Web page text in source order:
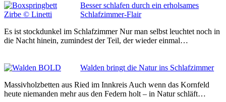
Besser schlafen durch ein erholsames
Schlafzimmer-Flair
Es ist stockdunkel im Schlafzimmer Nur man selbst leuchtet noch in
die Nacht hinein, zumindest der Teil, der wieder einmal…
Walden bringt die Natur ins Schlafzimmer
Massivholzbetten aus Ried im Innkreis Auch wenn das Kornfeld
heute niemanden mehr aus den Federn holt – in Natur schläft…